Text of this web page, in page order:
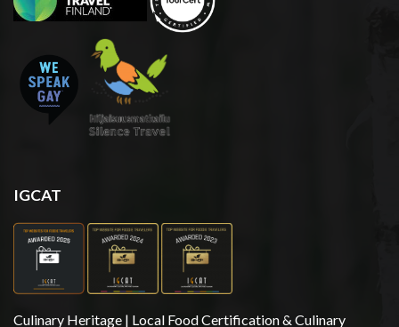
IGCAT
Culinary Heritage | Local Food Certification & Culinary